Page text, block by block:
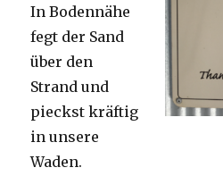
In Bodennähe
fegt der Sand
über den
Strand und
pieckst kräftig
in unsere
Waden.